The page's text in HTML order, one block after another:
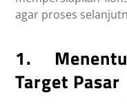
agar proses
1.
Target Pasar